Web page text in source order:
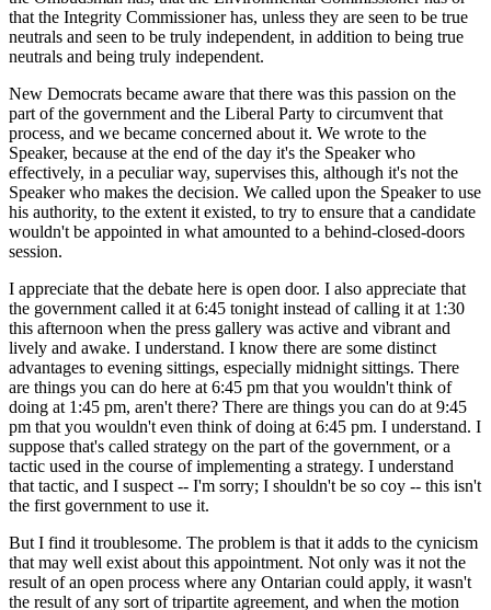
that the Integrity Commissioner has, unless they are seen to be true
neutrals and seen to be truly independent, in addition to being true
neutrals and being truly independent.
New Democrats became aware that there was this passion on the
part of the government and the Liberal Party to circumvent that
process, and we became concerned about it. We wrote to the
Speaker, because at the end of the day it's the Speaker who
effectively, in a peculiar way, supervises this, although it's not the
Speaker who makes the decision. We called upon the Speaker to use
his authority, to the extent it existed, to try to ensure that a candidate
wouldn't be appointed in what amounted to a behind-closed-doors
session.
I appreciate that the debate here is open door. I also appreciate that
the government called it at 6:45 tonight instead of calling it at 1:30
this afternoon when the press gallery was active and vibrant and
lively and awake. I understand. I know there are some distinct
advantages to evening sittings, especially midnight sittings. There
are things you can do here at 6:45 pm that you wouldn't think of
doing at 1:45 pm, aren't there? There are things you can do at 9:45
pm that you wouldn't even think of doing at 6:45 pm. I understand. I
suppose that's called strategy on the part of the government, or a
tactic used in the course of implementing a strategy. I understand
that tactic, and I suspect -- I'm sorry; I shouldn't be so coy -- this isn't
the first government to use it.
But I find it troublesome. The problem is that it adds to the cynicism
that may well exist about this appointment. Not only was it not the
result of an open process where any Ontarian could apply, it wasn't
the result of any sort of tripartite agreement, and when the motion